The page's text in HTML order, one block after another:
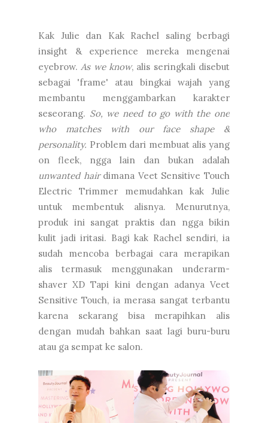
Kak Julie dan Kak Rachel saling berbagi
insight & experience mereka mengenai
eyebrow. As we know, alis seringkali disebut
sebagai 'frame' atau bingkai wajah yang
membantu menggambarkan karakter
seseorang. So, we need to go with the one
who matches with our face shape &
personality. Problem dari membuat alis yang
on fleek, ngga lain dan bukan adalah
unwanted hairdimana Veet Sensitive Touch
Electric Trimmer memudahkan kak Julie
untuk membentuk alisnya. Menurutnya,
produk ini sangat praktis dan ngga bikin
kulit jadi iritasi. Bagi kak Rachel sendiri, ia
sudah mencoba berbagai cara merapikan
alis termasuk menggunakan underarm-
shaver XD Tapi kini dengan adanya Veet
Sensitive Touch, ia merasa sangat terbantu
karena sekarang bisa merapihkan alis
dengan mudah bahkan saat lagi buru-buru
atau ga sempat ke salon.